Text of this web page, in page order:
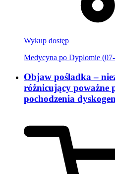
Wykup dostęp
Medycyna po Dyplomie
Objaw pośladka –
różnicujący poważne
pochodzenia